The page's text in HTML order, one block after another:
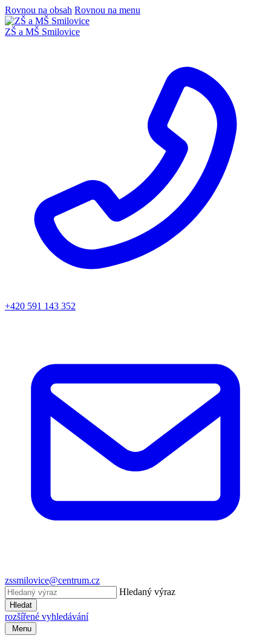
Rovnou na obsah Rovnou na menu
ZŠ a MŠ Smilovice
+420 591 143 352
zssmilovice@centrum.cz
Hledaný výraz
Hledat
rozšířené vyhledávání
Menu